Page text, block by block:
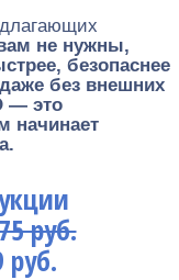
не нужны,
безопаснее
без внешних
— это
начинает
руб.
руб.